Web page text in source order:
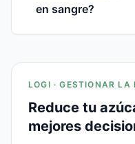
en sangre?
LOGI · GESTIONAR
Reduce tu
mejores